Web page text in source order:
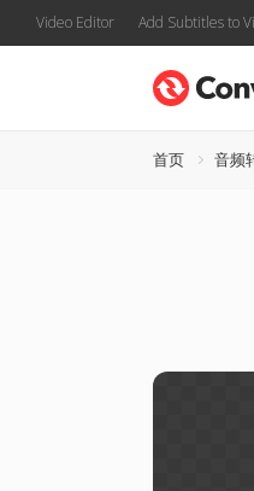
Video Editor Add Subtitles to
首页 音频